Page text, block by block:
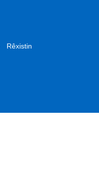
Rêxistin